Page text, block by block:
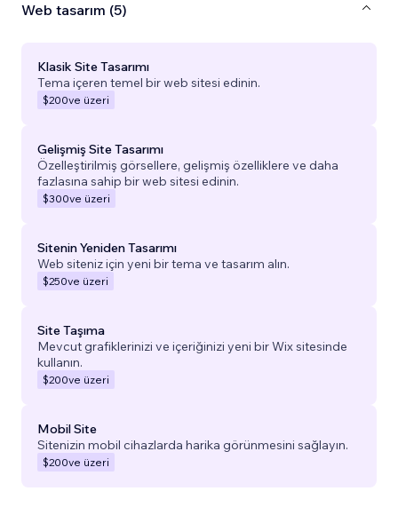
Web tasarım (5)
Klasik Site Tasarımı
Tema içeren temel bir web sitesi edinin.
$200ve üzeri
Gelişmiş Site Tasarımı
Özelleştirilmiş görsellere, gelişmiş özelliklere ve daha
fazlasına sahip bir web sitesi edinin.
$300ve üzeri
Sitenin Yeniden Tasarımı
Web siteniz için yeni bir tema ve tasarım alın.
$250ve üzeri
Site Taşıma
Mevcut grafiklerinizi ve içeriğinizi yeni bir Wix sitesinde
kullanın.
$200ve üzeri
Mobil Site
Sitenizin mobil cihazlarda harika görünmesini sağlayın.
$200ve üzeri